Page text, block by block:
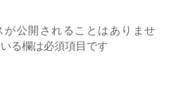
が公開されることはありませ
る欄は必須項目です